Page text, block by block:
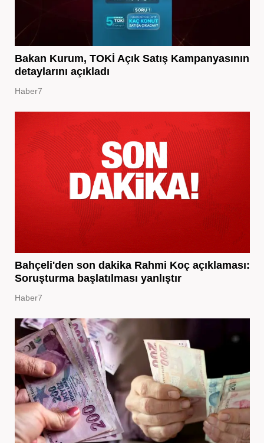
Bakan Kurum, TOKİ Açık Satış Kampanyasının
detaylarını açıkladı
Haber7
Bahçeli'den son dakika Rahmi Koç açıklaması:
Soruşturma başlatılması yanlıştır
Haber7